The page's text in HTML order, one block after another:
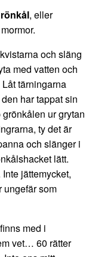
, eller
och släng
med vatten och
tärningarna
har tappat sin
ur grytan
ty det är
och slänger i
lätt.
jättemycket,
ungefär som
med i
vet… 60 rätter